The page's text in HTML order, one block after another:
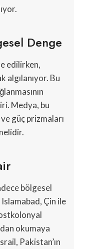
Denge
edilirken,
algılanıyor. Bu
Medya, bu
güç prizmaları
bölgesel
Çin ile
okumaya
Pakistan’ın